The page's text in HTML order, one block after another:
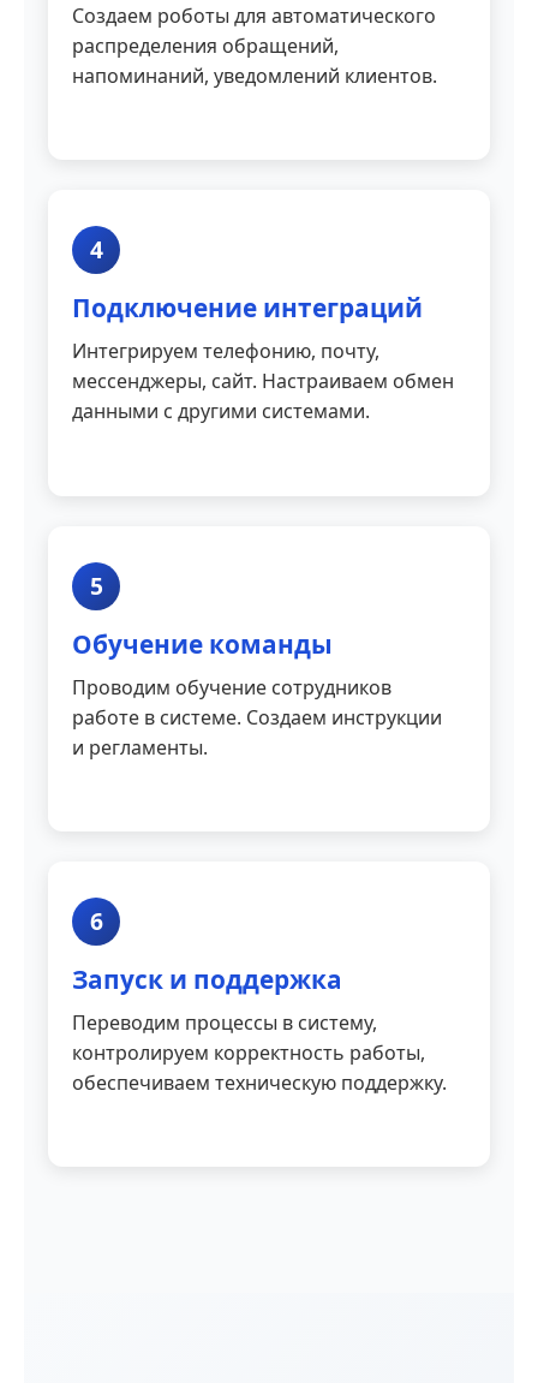
Создаем роботы для автоматического
распределения обращений,
напоминаний, уведомлений клиентов.
4
Подключение интеграций
Интегрируем телефонию, почту,
мессенджеры, сайт. Настраиваем обмен
данными с другими системами.
5
Обучение команды
Проводим обучение сотрудников
работе в системе. Создаем инструкции
и регламенты.
6
Запуск и поддержка
Переводим процессы в систему,
контролируем корректность работы,
обеспечиваем техническую поддержку.